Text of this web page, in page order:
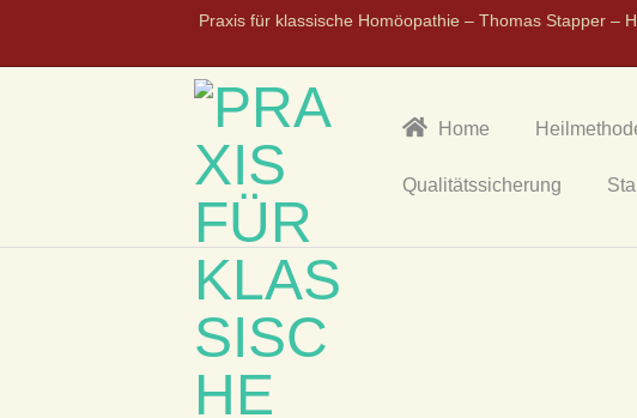
Praxis für klassische Homöopathie – Thomas Stapper –
P
R
A
Home
Qualitätssicherung